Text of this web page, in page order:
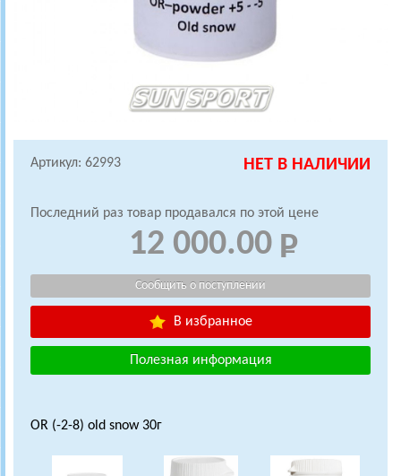
Артикул: 62993 НЕТ В НАЛИЧИИ
Последний раз товар продавался по этой цене
12 000.00
В избранное
Полезная информация
OR (-2-8) old snow 30г